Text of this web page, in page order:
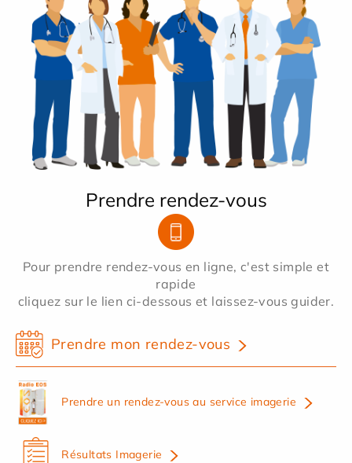
Prendre rendez-vous
Pour prendre rendez-vous en ligne, c'est simple et
rapide
cliquez sur le lien ci-dessous et laissez-vous guider.
Prendre mon rendez-vous
Prendre un rendez-vous au service imagerie
Résultats Imagerie